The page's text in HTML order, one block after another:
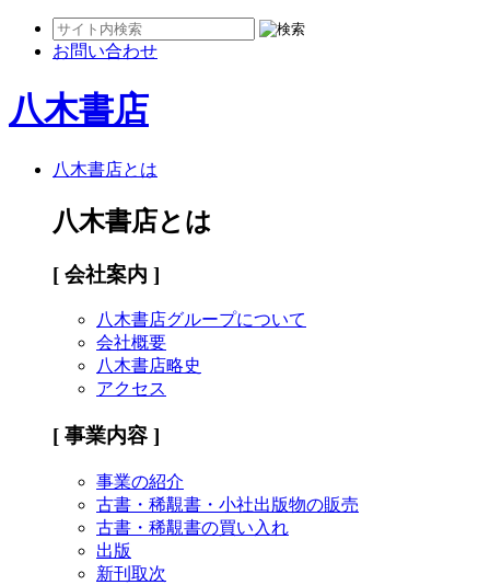
お問い合わせ
八木書店
八木書店とは
八木書店とは
[ 会社案内 ]
八木書店グループについて
会社概要
八木書店略史
アクセス
[ 事業内容 ]
事業の紹介
古書・稀覯書・小社出版物の販売
古書・稀覯書の買い入れ
出版
新刊取次